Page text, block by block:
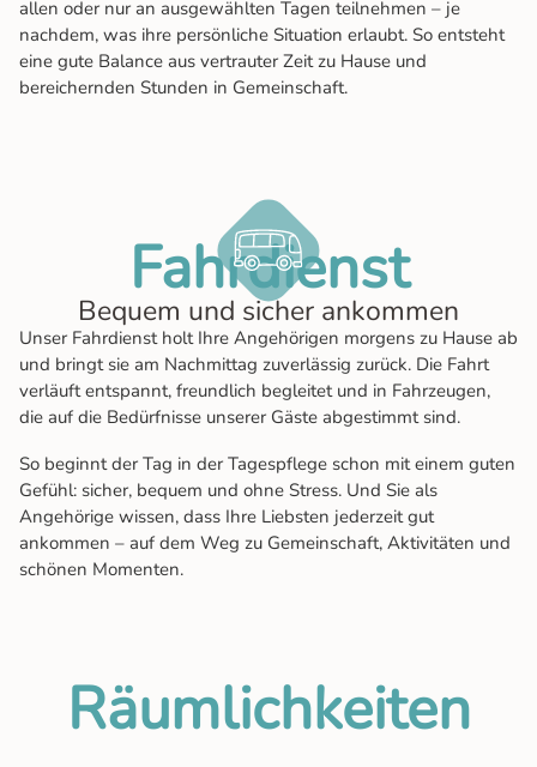
allen oder nur an ausgewählten Tagen teilnehmen – je
nachdem, was ihre persönliche Situation erlaubt. So entsteht
eine gute Balance aus vertrauter Zeit zu Hause und
bereichernden Stunden in Gemeinschaft.
Fahrdienst
Bequem und sicher ankommen
Unser Fahrdienst holt Ihre Angehörigen morgens zu Hause ab
und bringt sie am Nachmittag zuverlässig zurück. Die Fahrt
verläuft entspannt, freundlich begleitet und in Fahrzeugen,
die auf die Bedürfnisse unserer Gäste abgestimmt sind.
So beginnt der Tag in der Tagespflege schon mit einem guten
Gefühl: sicher, bequem und ohne Stress. Und Sie als
Angehörige wissen, dass Ihre Liebsten jederzeit gut
ankommen – auf dem Weg zu Gemeinschaft, Aktivitäten und
schönen Momenten.
Räum­lich­keiten